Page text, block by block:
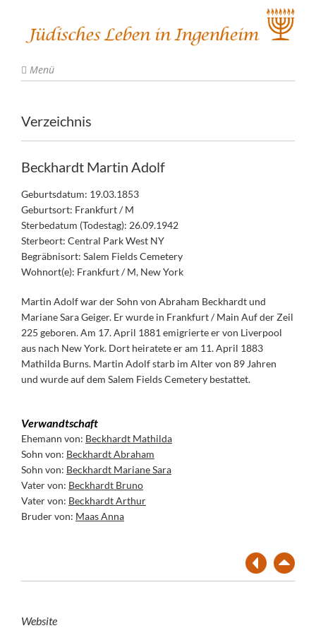
Menü
Verzeichnis
Beckhardt Martin Adolf
Geburtsdatum: 19.03.1853
Geburtsort: Frankfurt / M
Sterbedatum (Todestag): 26.09.1942
Sterbeort: Central Park West NY
Begräbnisort: Salem Fields Cemetery
Wohnort(e): Frankfurt / M, New York
Martin Adolf war der Sohn von Abraham Beckhardt und
Mariane Sara Geiger. Er wurde in Frankfurt / Main Auf der Zeil
225 geboren. Am 17. April 1881 emigrierte er von Liverpool
aus nach New York. Dort heiratete er am 11. April 1883
Mathilda Burns. Martin Adolf starb im Alter von 89 Jahren
und wurde auf dem Salem Fields Cemetery bestattet.
Verwandtschaft
Ehemann von: Beckhardt Mathilda
Sohn von: Beckhardt Abraham
Sohn von: Beckhardt Mariane Sara
Vater von: Beckhardt Bruno
Vater von: Beckhardt Arthur
Bruder von: Maas Anna
Website